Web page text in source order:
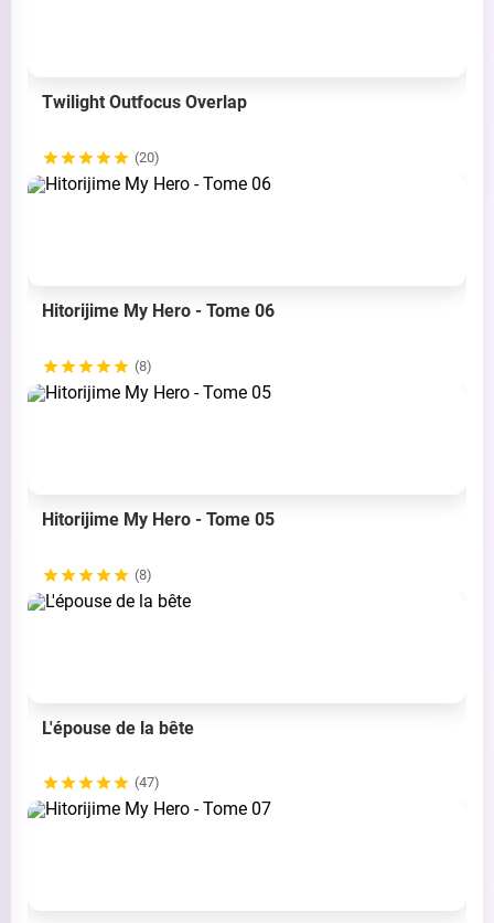
Twilight Outfocus Overlap
(20)
Hitorijime My Hero - Tome 06
(8)
Hitorijime My Hero - Tome 05
(8)
L'épouse de la bête
(47)